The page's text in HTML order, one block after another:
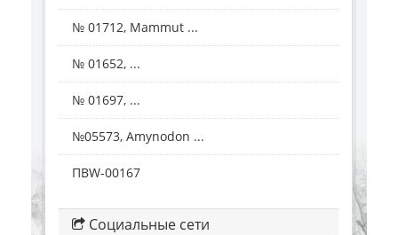
№ 01712, Mammut ...
№ 01652, ...
№ 01697, ...
№05573, Amynodon ...
ПВW-00167
Социальные сети